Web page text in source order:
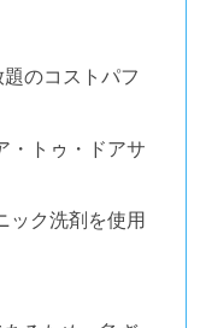
のコストパフ
・トゥ・ドアサ
ック洗剤を使用